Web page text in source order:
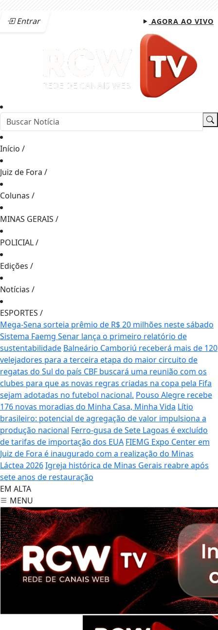
Entrar AGORA AO VIVO
Início /
Juiz de Fora /
Colunas /
MINAS GERAIS /
POLICIAL/
Edições /
Notícias /
ESPORTES /
Mega-Sena sorteia prêmio de R$ 20 milhões neste sábado
Sistema Faemg Senar lança o primeiro relatório de
sustentabilidade Balneário Camboriú receberá mais de 120
velejadores para a terceira etapa do maior circuito de
regatas do Sul do país CBF buscará uma reunião com os
clubes para que as novas regras criadas na copa pela Fifa
sejam adotadas no futebol nacional. Pouso Alegre recebe
176 novas moradias do Minha Casa, Minha Vida Lítio
brasileiro: potencial de agregação de valor impulsiona a
produção nacional Ferro-gusa de Sete Lagoas é excluído
de tarifas de importação dos EUA FIEMG Expo Center em
Juiz de Fora é inaugurado com a realização do Minas
Láctea 2026Igreja histórica de Minas Gerais reabre após
sete anos de restauração
EM ALTA
MENU